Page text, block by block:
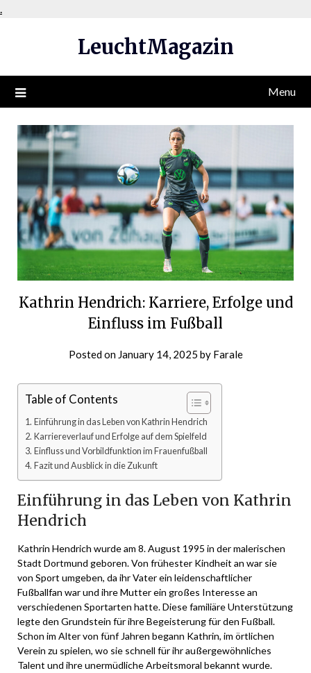
.
LeuchtMagazin
Menu
Kathrin Hendrich: Karriere, Erfolge und
Einfluss im Fußball
Posted on January 14, 2025 by Farale
Table of Contents
Einführung in das Leben von Kathrin Hendrich
Karriereverlauf und Erfolge auf dem Spielfeld
Einfluss und Vorbildfunktion im Frauenfußball
Fazit und Ausblick in die Zukunft
Einführung in das Leben von Kathrin
Hendrich
Kathrin Hendrich wurde am 8. August 1995 in der malerischen
Stadt Dortmund geboren. Von frühester Kindheit an war sie
von Sport umgeben, da ihr Vater ein leidenschaftlicher
Fußballfan war und ihre Mutter ein großes Interesse an
verschiedenen Sportarten hatte. Diese familiäre Unterstützung
legte den Grundstein für ihre Begeisterung für den Fußball.
Schon im Alter von fünf Jahren begann Kathrin, im örtlichen
Verein zu spielen, wo sie schnell für ihr außergewöhnliches
Talent und ihre unermüdliche Arbeitsmoral bekannt wurde.